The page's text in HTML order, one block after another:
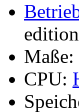
edition
CPU: